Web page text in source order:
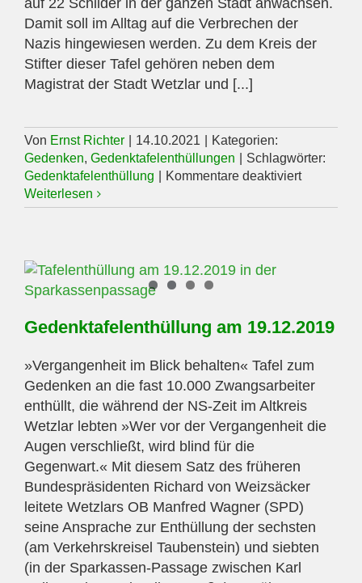
auf 22 Schilder in der ganzen Stadt anwachsen.
Damit soll im Alltag auf die Verbrechen der
Nazis hingewiesen werden. Zu dem Kreis der
Stifter dieser Tafel gehören neben dem
Magistrat der Stadt Wetzlar und [...]
Von Ernst Richter 14.10.2021
Kategorien:
Gedenken, Gedenktafelenthüllungen
Schlagwörter:
Gedenktafelenthüllung
Kommentare deaktiviertfür
am
Weiterlesen
Gedenktafelenthüllung am 19.12.2019
»Vergangenheit im Blick behalten« Tafel zum
Gedenken an die fast 10.000 Zwangsarbeiter
enthüllt, die während der NS-Zeit im Altkreis
Wetzlar lebten »Wer vor der Vergangenheit die
Augen verschließt, wird blind für die
Gegenwart.« Mit diesem Satz des früheren
Bundespräsidenten Richard von Weizsäcker
leitete Wetzlars OB Manfred Wagner (SPD)
seine Ansprache zur Enthüllung der sechsten
(am Verkehrskreisel Taubenstein) und siebten
(in der Sparkassen-Passage zwischen Karl